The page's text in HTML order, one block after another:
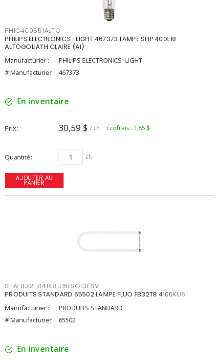
PHIC400S51ALTO
PHILIPS ELECTRONICS -LIGHT 467373 LAMPE SHP 400E18
ALTOGOLIATH CLAIRE (AI)
Manufacturier :
PHILIPS ELECTRONICS -LIGHT
# Manufacturier : 467373
En inventaire
Prix 30,59 $ / ch Écofrais : 1,85 $
Quantité ch
AJOUTER AU
PANIER
STAFB32T841K8U6RSG13ESV
PRODUITS STANDARD 65502 LAMPE FLUO FB32T8 4100KU6
Manufacturier :
PRODUITS STANDARD
# Manufacturier : 65502
En inventaire